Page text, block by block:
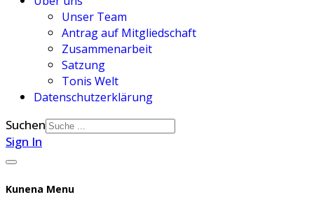
Unser Team
Antrag auf Mitgliedschaft
Zusammenarbeit
Satzung
Tonis Welt
Datenschutzerklärung
Suchen
Sign In
Kunena Menu